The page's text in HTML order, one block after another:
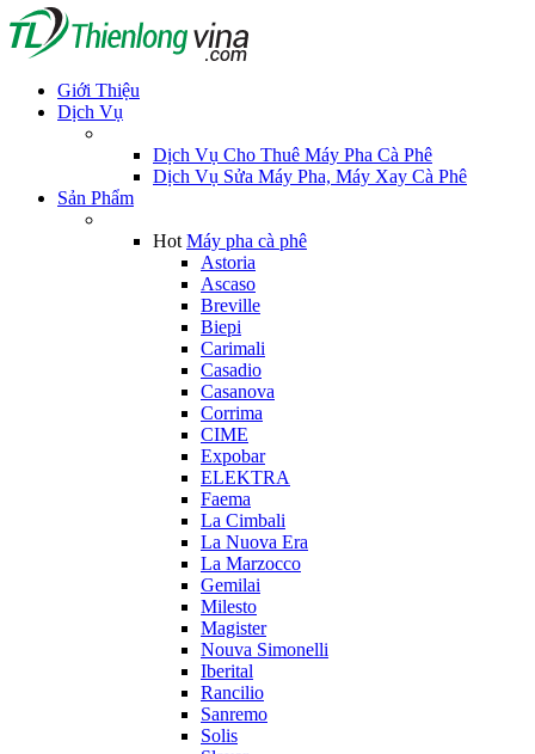
Giới Thiệu
Dịch Vụ
Dịch Vụ Cho Thuê Máy Pha Cà Phê
Dịch Vụ Sửa Máy Pha, Máy Xay Cà Phê
Sản Phẩm
Hot Máy pha cà phê
Astoria
Ascaso
Breville
Biepi
Carimali
Casadio
Casanova
Corrima
CIME
Expobar
ELEKTRA
Faema
La Cimbali
La Nuova Era
La Marzocco
Gemilai
Milesto
Magister
Nouva Simonelli
Iberital
Rancilio
Sanremo
Solis